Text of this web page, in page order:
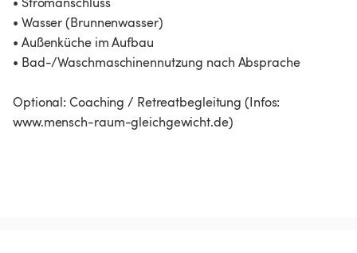
• Wasser (Brunnenwasser)
• Außenküche im Aufbau
• Bad-/Waschmaschinennutzung nach Absprache
Optional: Coaching / Retreatbegleitung (Infos:
www.mensch-raum-gleichgewicht.de)